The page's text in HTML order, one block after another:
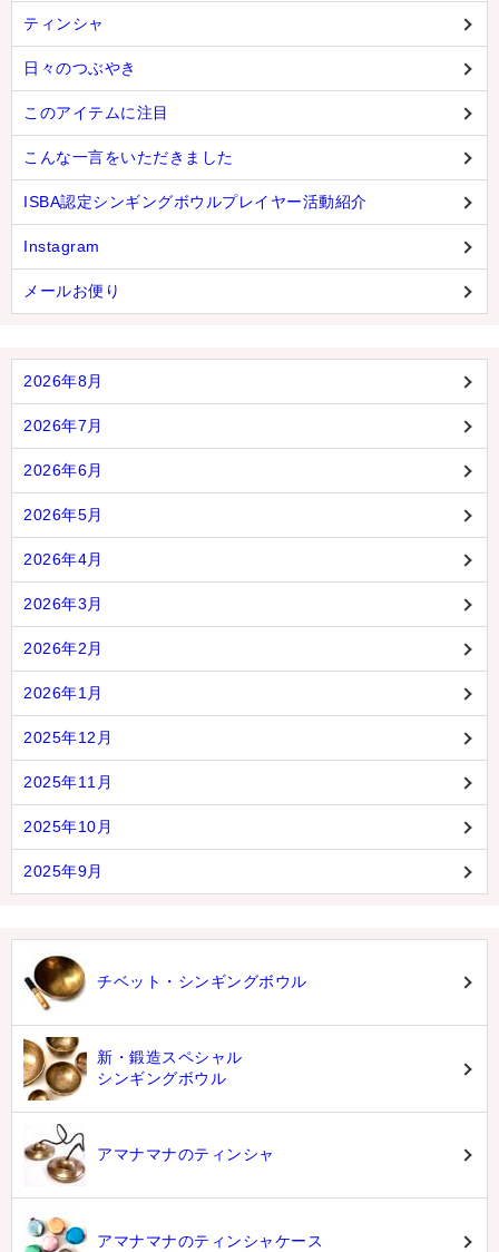
ティンシャ
日々のつぶやき
このアイテムに注目
こんな一言をいただきました
ISBA認定シンギングボウルプレイヤー活動紹介
Instagram
メールお便り
2026年8月
2026年7月
2026年6月
2026年5月
2026年4月
2026年3月
2026年2月
2026年1月
2025年12月
2025年11月
2025年10月
2025年9月
チベット・シンギングボウル
新・鍛造スペシャル
シンギングボウル
アマナマナのティンシャ
アマナマナのティンシャケース